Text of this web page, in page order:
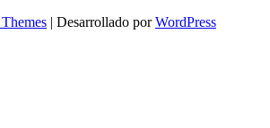
| Desarrollado porWordPress